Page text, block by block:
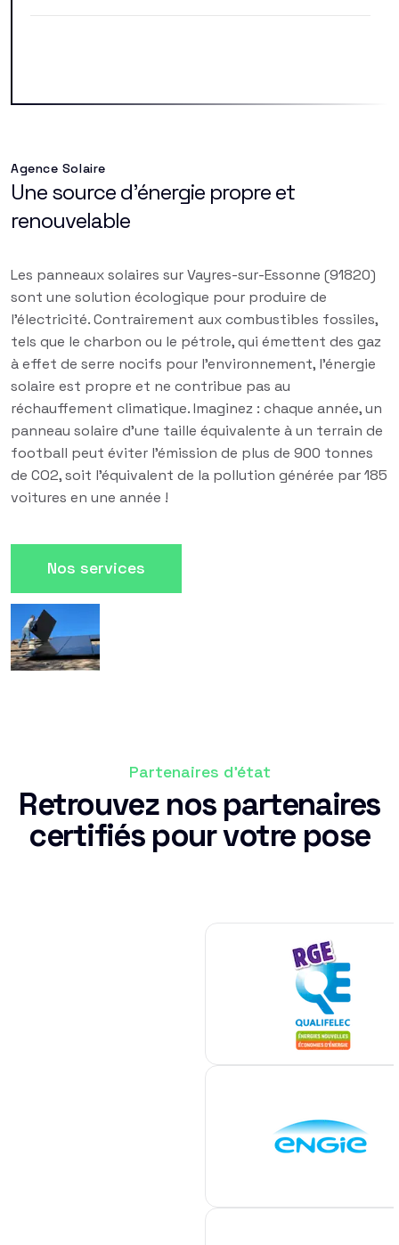
Agence Solaire
Une source d'énergie propre et
renouvelable
Les panneaux solaires sur Vayres-sur-Essonne (91820)
sont une solution écologique pour produire de
l'électricité. Contrairement aux combustibles fossiles,
tels que le charbon ou le pétrole, qui émettent des gaz
à effet de serre nocifs pour l'environnement, l'énergie
solaire est propre et ne contribue pas au
réchauffement climatique. Imaginez : chaque année, un
panneau solaire d'une taille équivalente à un terrain de
football peut éviter l'émission de plus de 900 tonnes
de CO2, soit l'équivalent de la pollution générée par 185
voitures en une année !
Nos services
Partenaires d'état
Retrouvez nos partenaires
certifiés pour votre pose